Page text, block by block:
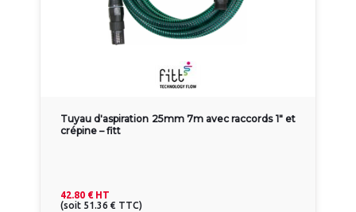
Tuyau d'aspiration 25mm 7m avec raccords 1" et
crépine – fitt
42.80 € HT
(soit 51.36 € TTC)